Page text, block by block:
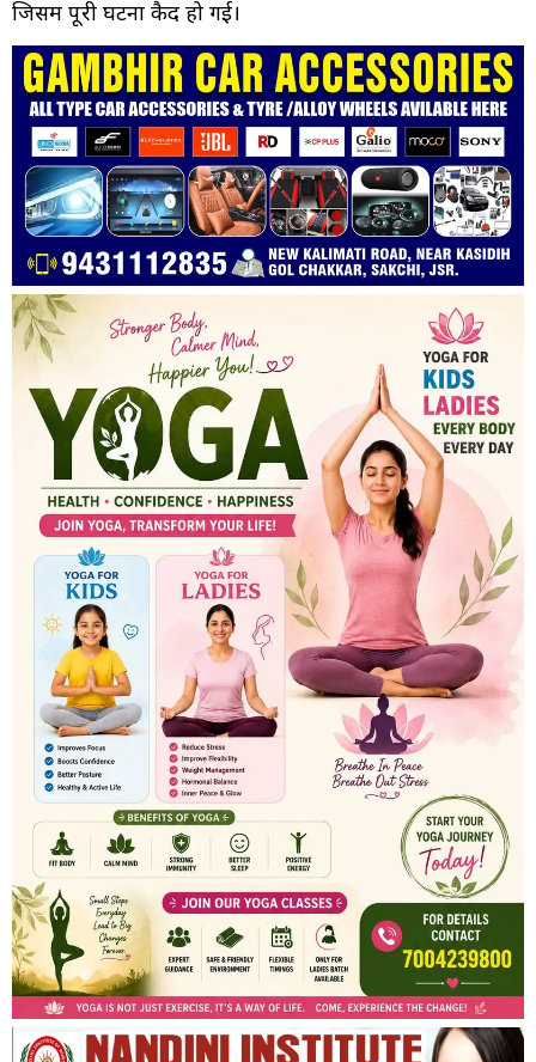
जिसमें पूरी घटना कैद हो गई।